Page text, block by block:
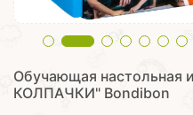
Обучающая
КОЛПАЧКИ" Bondibon